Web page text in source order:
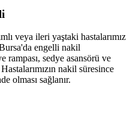
veya ileri yaştaki hastalarımız
engelli nakil
rampası, sedye asansörü ve
nakil süresince
olması sağlanır.